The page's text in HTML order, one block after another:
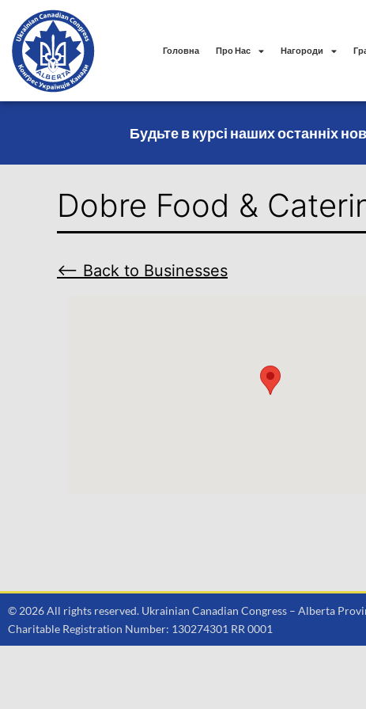
Головна Про Нас Нагороди
Будьте в курсі наших останніх
Dobre Food &
⟵ Back to Businesses
© 2026 All rights reserved. Ukrainian Canadian Congress – Alberta
Charitable Registration Number: 130274301 RR 0001